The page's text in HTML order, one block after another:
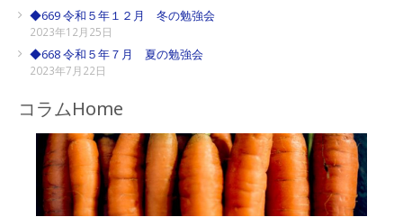
◆669 令和５年１２月 冬の勉強会
2023年12月25日
◆668 令和５年７月 夏の勉強会
2023年7月22日
コラムHome